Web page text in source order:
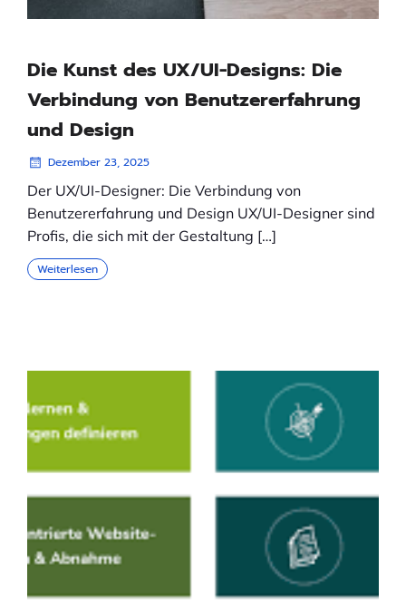
Die Kunst des UX/UI-Designs: Die
Verbindung von Benutzererfahrung
und Design
Dezember 23, 2025
Der UX/UI-Designer: Die Verbindung von
Benutzererfahrung und Design UX/UI-Designer sind
Profis, die sich mit der Gestaltung […]
Weiterlesen